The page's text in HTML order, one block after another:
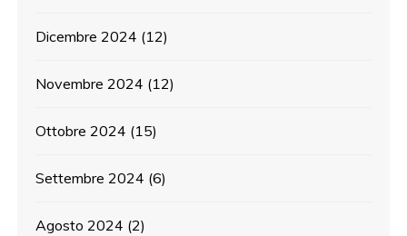
Dicembre 2024 (12)
Novembre 2024 (12)
Ottobre 2024 (15)
Settembre 2024 (6)
Agosto 2024 (2)